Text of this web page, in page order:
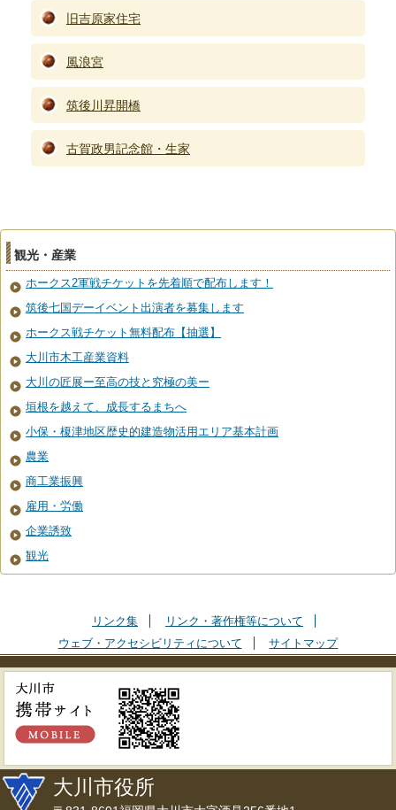
旧吉原家住宅
風浪宮
筑後川昇開橋
古賀政男記念館・生家
観光・産業
ホークス2軍戦チケットを先着順で配布します！
筑後七国デーイベント出演者を募集します
ホークス戦チケット無料配布【抽選】
大川市木工産業資料
大川の匠展ー至高の技と究極の美ー
垣根を越えて、成長するまちへ
小保・榎津地区歴史的建造物活用エリア基本計画
農業
商工業振興
雇用・労働
企業誘致
観光
リンク集
リンク・著作権等について
ウェブ・アクセシビリティについて
サイトマップ
大川市役所